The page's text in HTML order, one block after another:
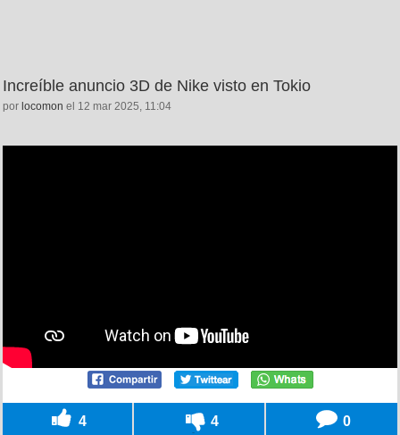
Increíble anuncio 3D de Nike visto en Tokio
por locomon el 12 mar 2025, 11:04
4 4 0